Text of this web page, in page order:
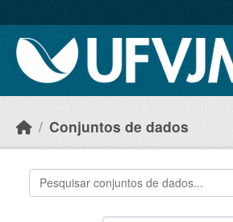
Conjuntos de dados